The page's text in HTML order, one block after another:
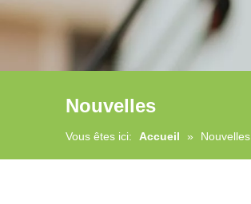
Nouvelles
Vous êtes ici: Accueil » Nouvelles